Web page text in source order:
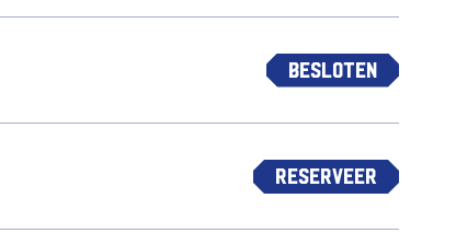
Besloten
Reserveer